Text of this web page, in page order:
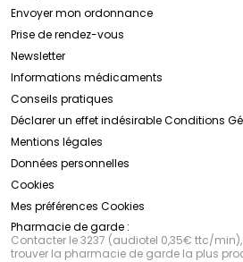
Envoyer mon ordonnance
Prise de rendez-vous
Newsletter
Informations médicaments
Conseils pratiques
Déclarer un effet indésirableConditions
Mentions légales
Données personnelles
Cookies
Mes préférences Cookies
Pharmacie de garde :
Contacter le 3237 (audiotel 0,35€ ttc/
trouver la pharmacie de garde la plus